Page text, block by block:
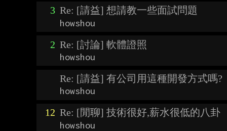
3 Re: [請益] 想請教一些面試問題
howshou
2 Re: [討論] 軟體證照
howshou
Re: [請益] 有公司用這種開發方式嗎?
howshou
12 Re: [閒聊] 技術很好,薪水很低的八卦
howshou